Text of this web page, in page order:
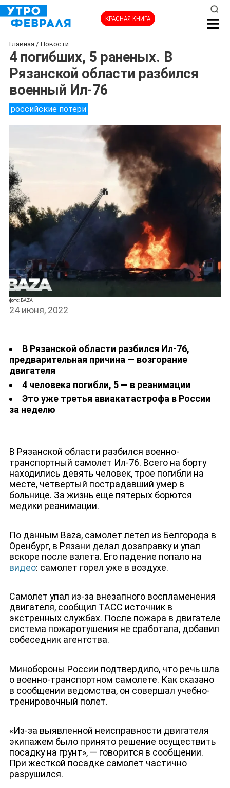
КРАСНАЯ КНИГА
НОВОСТИ
ДЕПУТАТЫ К СЪЕЗДУ
Главная / Новости
4 погибших, 5 раненых. В
Рязанской области разбился
военный Ил-76
российские потери
фото: BAZA
24 июня, 2022
В Рязанской области разбился Ил-76,
предварительная причина — возгорание
двигателя
4 человека погибли, 5 — в реанимации
Это уже третья авиакатастрофа в России
за неделю
В Рязанской области разбился военно-
транспортный самолет Ил-76. Всего на борту
находились девять человек, трое погибли на
месте, четвертый пострадавший умер в
больнице. За жизнь еще пятерых борются
медики реанимации.
По данным Baza, самолет летел из Белгорода в
Оренбург, в Рязани делал дозаправку и упал
вскоре после взлета. Его падение попало на
видео: самолет горел уже в воздухе.
Самолет упал из-за внезапного воспламенения
двигателя, сообщил ТАСС источник в
экстренных службах. После пожара в двигателе
система пожаротушения не сработала, добавил
собеседник агентства.
Минобороны России подтвердило, что речь шла
о военно-транспортном самолете. Как сказано
в сообщении ведомства, он совершал учебно-
тренировочный полет.
«Из-за выявленной неисправности двигателя
экипажем было принято решение осуществить
посадку на грунт», — говорится в сообщении.
При жесткой посадке самолет частично
разрушился.